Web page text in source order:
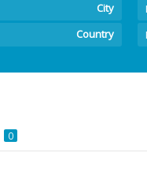
City
Country
0